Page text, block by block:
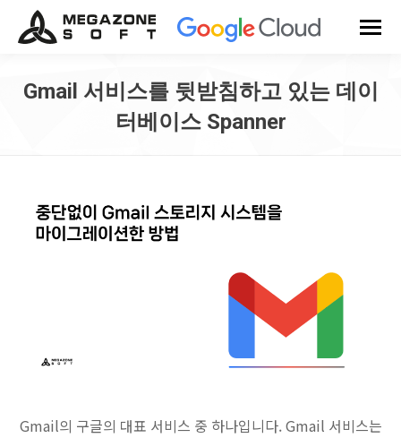
Gmail 서비스를 뒷받침하고 있는 데이
터베이스 Spanner
Gmail의 구글의 대표 서비스 중 하나입니다. Gmail 서비스는